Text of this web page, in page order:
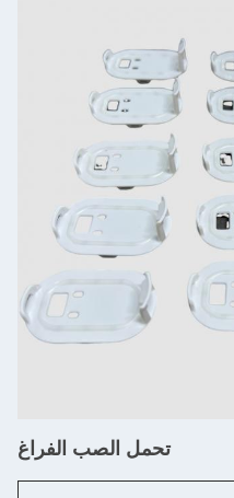
تحمل الصب الفراغ